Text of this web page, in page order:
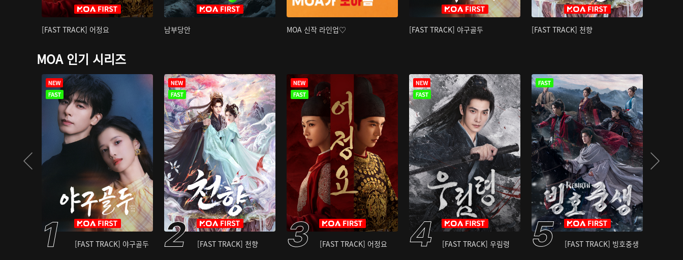
[FAST TRACK] 어정요 남부당안 MOA 신작 라인업♡ [FAST TRACK] 야구골두 [FAST TRACK] 천향
MOA 인기 시리즈
[FAST TRACK] 야구골두 [FAST TRACK] 천향 [FAST TRACK] 어정요 [FAST TRACK] 우림령 [FAST TRACK] 빙호중생